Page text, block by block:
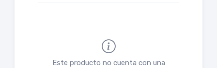
Este producto no cuenta con una